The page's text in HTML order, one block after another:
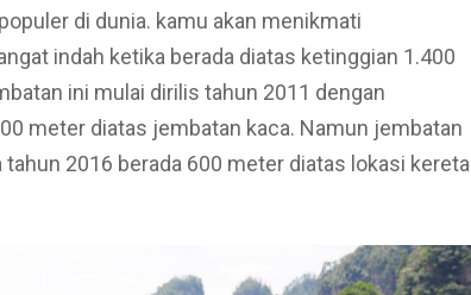
di dunia. kamu akan menikmati
indah ketika berada diatas ketinggian 1.400
ini mulai dirilis tahun 2011 dengan
meter diatas jembatan kaca. Namun jembatan
2016 berada 600 meter diatas lokasi kereta